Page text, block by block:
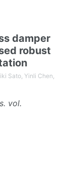
damper
robust
Sato, Yinli Chen,
vol.